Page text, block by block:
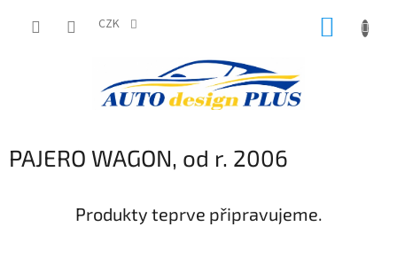
CZK
PAJERO WAGON, od r. 2006
Produkty teprve připravujeme.